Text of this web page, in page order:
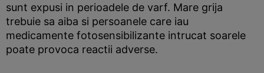
sunt expusi in perioadele de varf. Mare grija
trebuie sa aiba si persoanele care iau
medicamente fotosensibilizante intrucat soarele
poate provoca reactii adverse.